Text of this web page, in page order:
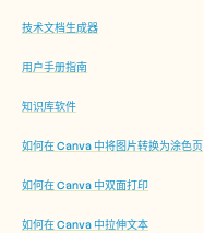
技术文档生成器
用户手册指南
知识库软件
如何在 Canva 中将图片转换为涂色页
如何在 Canva 中双面打印
如何在 Canva 中拉伸文本